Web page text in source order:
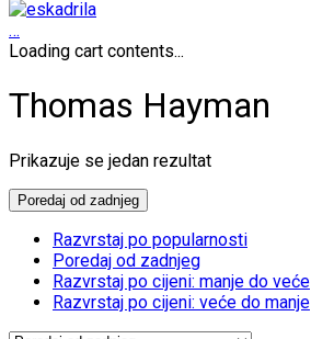
…
Loading cart contents...
Thomas Hayman
Prikazuje se jedan rezultat
Poredaj od zadnjeg
Razvrstaj po popularnosti
Poredaj od zadnjeg
Razvrstaj po cijeni: manje do veće
Razvrstaj po cijeni: veće do manje